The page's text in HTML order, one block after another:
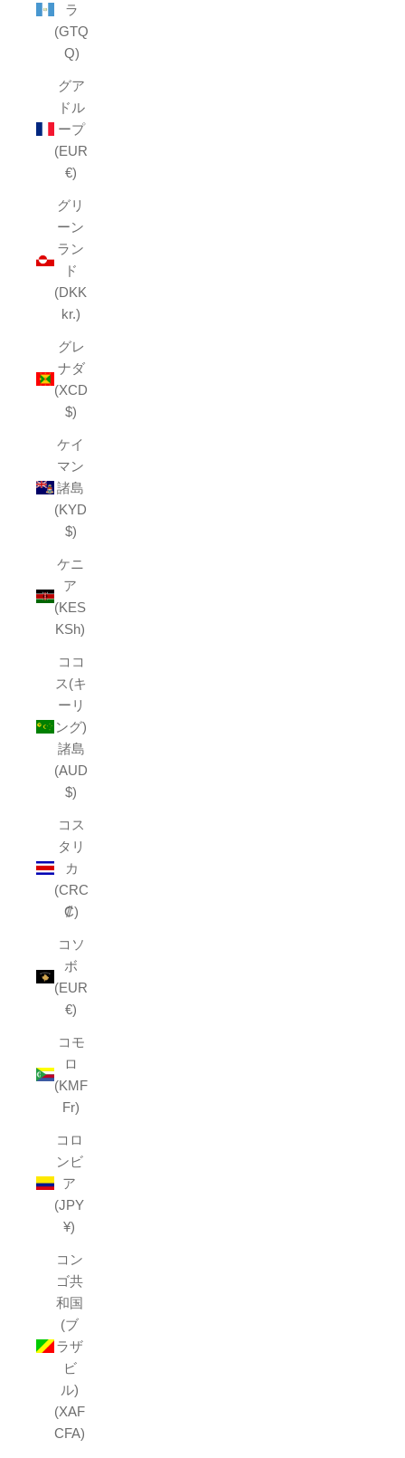
ラ
(GTQ
Q)
グア
ドル
ープ
(EUR
€)
グリ
ーン
ラン
ド
(DKK
kr.)
グレ
ナダ
(XCD
$)
ケイ
マン
諸島
(KYD
$)
ケニ
ア
(KES
KSh)
ココ
ス(キ
ーリ
ング)
諸島
(AUD
$)
コス
タリ
カ
(CRC
₡)
コソ
ボ
(EUR
€)
コモ
ロ
(KMF
Fr)
コロ
ンビ
ア
(JPY
¥)
コン
ゴ共
和国
(ブ
ラザ
ビ
ル)
(XAF
CFA)